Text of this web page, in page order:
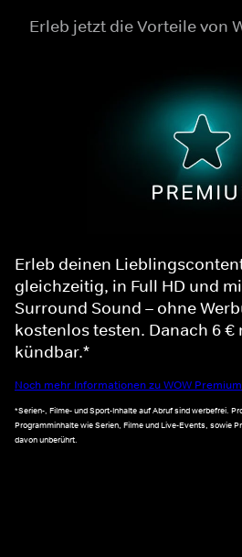
Erleb jetzt die Vorteile von
Erleb deinen
gleichzeitig, in Full HD und
Surround Sound – ohne
kostenlos testen. Danach 6 €
kündbar.*
Noch mehr Informationen zu WOW Premium
*Serien-, Filme- und Sport-Inhalte auf Abruf sind werbefrei.
Programminhalte wie Serien, Filme und Live-Events, sowie
davon unberührt.